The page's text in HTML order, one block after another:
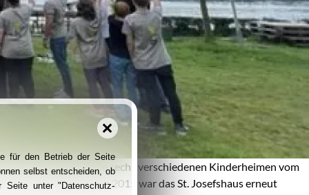
aus mittlerweile sechs verschiedenen Kinderheimen vom
Vordergrund. Nach 2015 war das St. Josefshaus erneut
für den Betrieb der Seite
selbst entscheiden, ob
unter "Datenschutz-